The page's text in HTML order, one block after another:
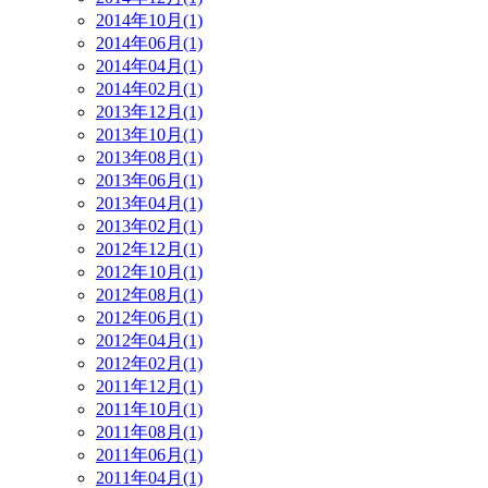
2014年10月(1)
2014年06月(1)
2014年04月(1)
2014年02月(1)
2013年12月(1)
2013年10月(1)
2013年08月(1)
2013年06月(1)
2013年04月(1)
2013年02月(1)
2012年12月(1)
2012年10月(1)
2012年08月(1)
2012年06月(1)
2012年04月(1)
2012年02月(1)
2011年12月(1)
2011年10月(1)
2011年08月(1)
2011年06月(1)
2011年04月(1)